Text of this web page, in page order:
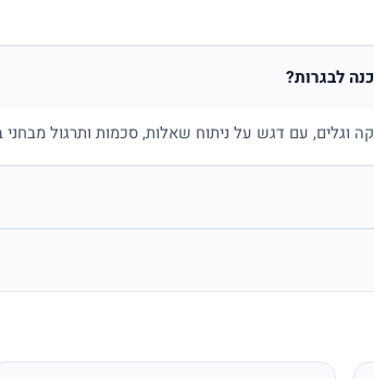
לבגרות?
וגלים, עם דגש על ניתוח שאלות, סכמות ותרגול מבחני